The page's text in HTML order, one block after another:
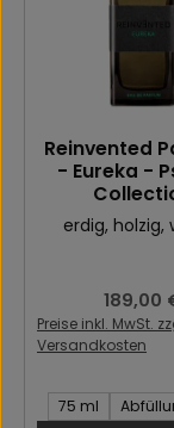
Reinvented
- Eureka -
erdig, holzig,
189,00
Preise inkl. MwSt.
Versandkosten
Inhalt des
75 ml